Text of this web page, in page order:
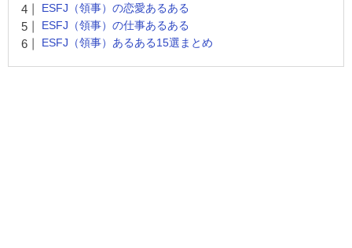
ESFJ（領事）の恋愛あるある
ESFJ（領事）の仕事あるある
ESFJ（領事）あるある15選まとめ